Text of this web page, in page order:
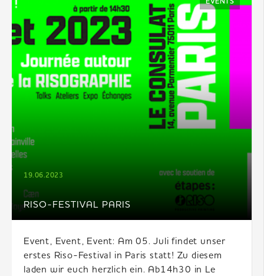
RISO-FESTIVAL PARIS
19.06.2023
EVENTS
Event, Event, Event: Am 05. Juli findet unser
erstes Riso-Festival in Paris statt! Zu diesem
laden wir euch herzlich ein. Ab14h30 in Le